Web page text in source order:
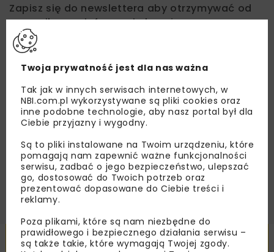
Zapisz się do newslettera aby otrzymywać od
nas najlepsze informacje branżowe,
zaproszenia na wydarzenia, atrakcyjne oferty i
dedykowane akcje specjalne.
Zapoznałam/em się zPolityką Prywatnościi
Regulaminemoraz wyrażam zgodę na otrzymywanie na
podany przeze mnie adres e-mail korespondencji
ZAPISZ MNIE
Powiązane artykuły
Twoja prywatność jest dla nas ważna
Tak jak w innych serwisach internetowych, w
NBI.com.pl wykorzystywane są pliki cookies oraz
inne podobne technologie, aby nasz portal był dla
Ciebie przyjazny i wygodny.
Są to pliki instalowane na Twoim urządzeniu, które
pomagają nam zapewnić ważne funkcjonalności
serwisu, zadbać o jego bezpieczeństwo, ulepszać
go, dostosować do Twoich potrzeb oraz
prezentować dopasowane do Ciebie treści i
reklamy.
Poza plikami, które są nam niezbędne do
prawidłowego i bezpiecznego działania serwisu –
są także takie, które wymagają Twojej zgody.